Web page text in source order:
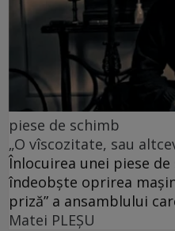
piese de schimb
„O vîscozitate, sau
Înlocuirea unei piese
îndeobște oprirea
priză” a ansamblului
Matei PLEŞU